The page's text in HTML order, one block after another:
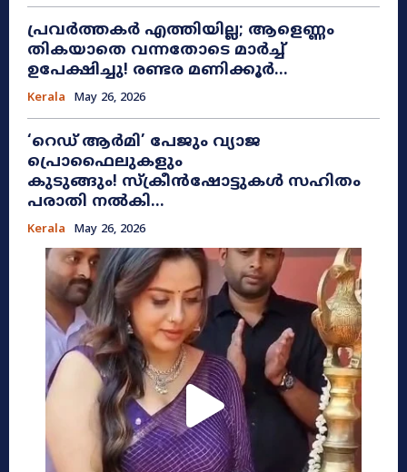
പ്രവർത്തകർ എത്തിയില്ല; ആളെണ്ണം
തികയാതെ വന്നതോടെ മാർച്ച്
ഉപേക്ഷിച്ചു! രണ്ടര മണിക്കൂർ...
Kerala May 26, 2026
​‘റെഡ് ആർമി’ പേജും വ്യാജ
പ്രൊഫൈലുകളും
കുടുങ്ങും! സ്ക്രീൻഷോട്ടുകൾ സഹിതം
പരാതി നൽകി...
Kerala May 26, 2026